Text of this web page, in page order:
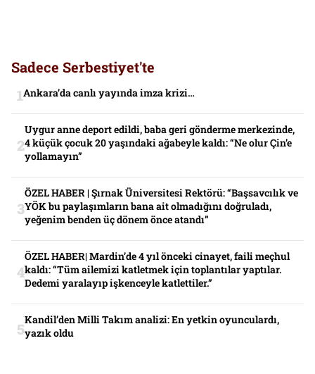
Sadece Serbestiyet'te
Ankara’da canlı yayında imza krizi…
Uygur anne deport edildi, baba geri gönderme merkezinde,
4 küçük çocuk 20 yaşındaki ağabeyle kaldı: “Ne olur Çin’e
yollamayın”
ÖZEL HABER | Şırnak Üniversitesi Rektörü: “Başsavcılık ve
YÖK bu paylaşımların bana ait olmadığını doğruladı,
yeğenim benden üç dönem önce atandı”
ÖZEL HABER| Mardin’de 4 yıl önceki cinayet, faili meçhul
kaldı: “Tüm ailemizi katletmek için toplantılar yaptılar.
Dedemi yaralayıp işkenceyle katlettiler.”
Kandil’den Milli Takım analizi: En yetkin oyunculardı,
yazık oldu